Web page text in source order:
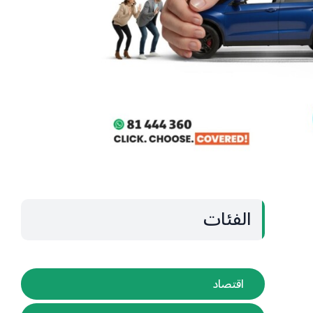
الفئات
اقتصاد